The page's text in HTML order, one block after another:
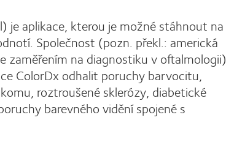
je aplikace, kterou je možné stáhnout na
Společnost (pozn. překl.: americká
zaměřením na diagnostiku v oftalmologii)
ColorDx odhalit poruchy barvocitu,
roztroušené sklerózy, diabetické
barevného vidění spojené s